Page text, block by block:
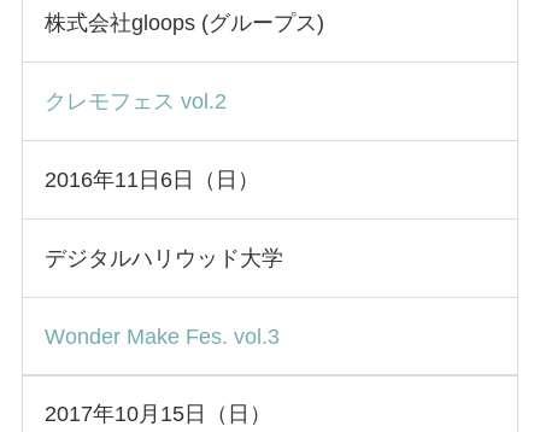
株式会社gloops (グループス)
クレモフェス vol.2
2016年11日6日（日）
デジタルハリウッド大学
Wonder Make Fes. vol.3
2017年10月15日（日）